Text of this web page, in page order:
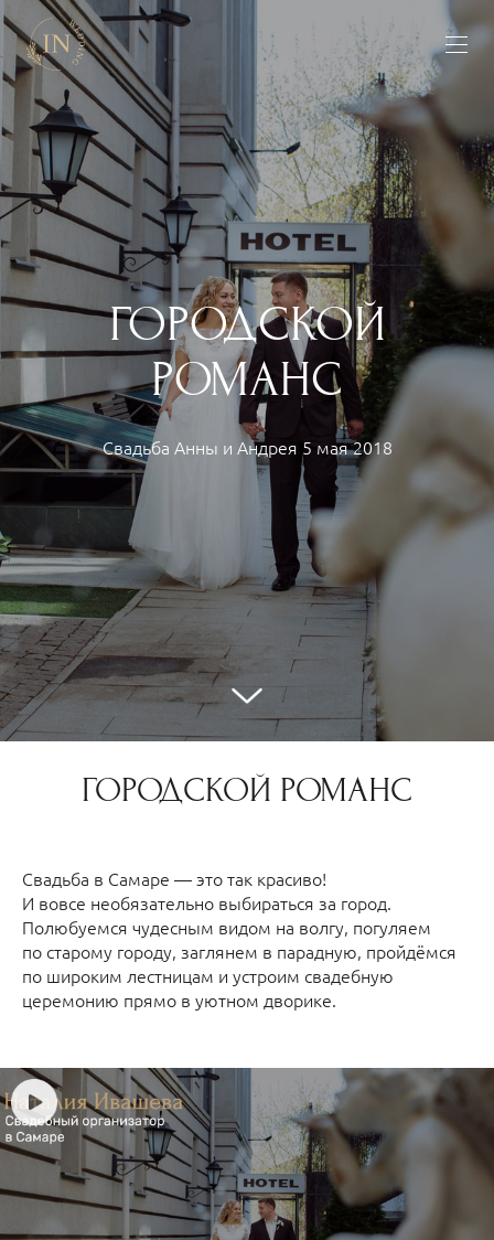
ГОРОДСКОЙ
РОМАНС
Свадьба Анны и Андрея 5 мая 2018
ГОРОДСКОЙ РОМАНС
Свадьба в Самаре — это так красиво!
И вовсе необязательно выбираться за город.
Полюбуемся чудесным видом на волгу, погуляем
по старому городу, заглянем в парадную, пройдёмся
по широким лестницам и устроим свадебную
церемонию прямо в уютном дворике.